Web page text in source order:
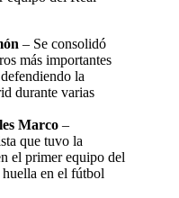
– Se consolidó
más importantes
la
durante varias
Marco –
que tuvo la
el primer equipo del
en el fútbol